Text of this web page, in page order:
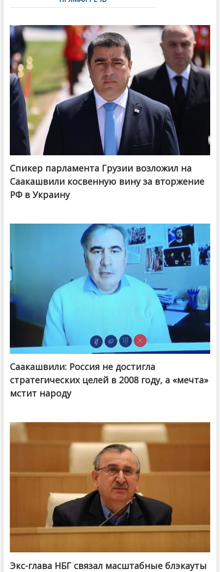
Спикер парламента Грузии возложил на
Саакашвили косвенную вину за вторжение
РФ в Украину
Саакашвили: Россия не достигла
стратегических целей в 2008 году, а «мечта»
мстит народу
Экс-глава НБГ связал масштабные блэкауты